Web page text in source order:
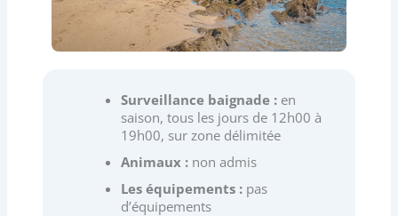
Surveillance baignade :en
saison, tous les jours de 12h00 à
19h00, sur zone délimitée
Animaux : non admis
Les équipements :pas
d’équipements